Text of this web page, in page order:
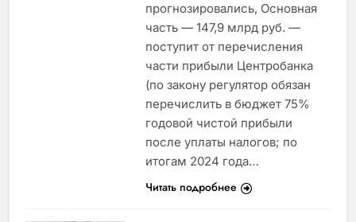
прогнозировались, Основная
часть — 147,9 млрд руб. —
поступит от перечисления
части прибыли Центробанка
(по закону регулятор обязан
перечислить в бюджет 75%
годовой чистой прибыли
после уплаты налогов; по
итогам 2024 года…
Читать подробнее